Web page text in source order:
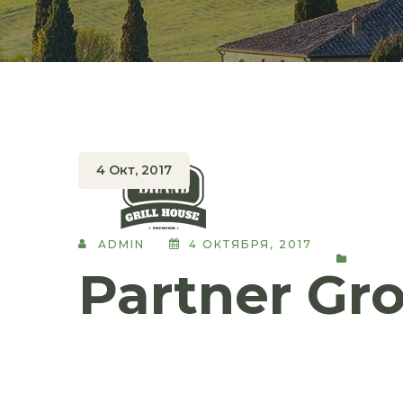
4 Окт, 2017
ADMIN 4 ОКТЯБРЯ, 2017
Partner